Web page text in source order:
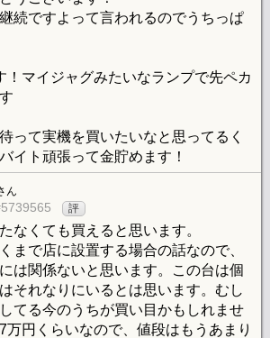
続ですよって言われるのでうちっぱ
！マイジャグみたいなランプで先ペカ
って実機を買いたいなと思ってるく
イト頑張って金貯めます！
ん
評
なくても買えると思います。
まで店に設置する場合の話なので、
は関係ないと思います。この台は個
それなりにいるとは思います。むし
てる今のうちが買い目かもしれませ
万円くらいなので、値段はもうあまり